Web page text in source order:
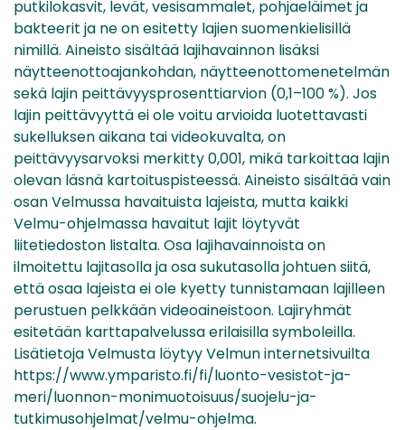
putkilokasvit, levät, vesisammalet, pohjaeläimet ja
bakteerit ja ne on esitetty lajien suomenkielisillä
nimillä. Aineisto sisältää lajihavainnon lisäksi
näytteenottoajankohdan, näytteenottomenetelmän
sekä lajin peittävyysprosenttiarvion (0,1–100 %). Jos
lajin peittävyyttä ei ole voitu arvioida luotettavasti
sukelluksen aikana tai videokuvalta, on
peittävyysarvoksi merkitty 0,001, mikä tarkoittaa lajin
olevan läsnä kartoituspisteessä. Aineisto sisältää vain
osan Velmussa havaituista lajeista, mutta kaikki
Velmu-ohjelmassa havaitut lajit löytyvät
liitetiedoston listalta. Osa lajihavainnoista on
ilmoitettu lajitasolla ja osa sukutasolla johtuen siitä,
että osaa lajeista ei ole kyetty tunnistamaan lajilleen
perustuen pelkkään videoaineistoon. Lajiryhmät
esitetään karttapalvelussa erilaisilla symboleilla.
Lisätietoja Velmusta löytyy Velmun internetsivuilta
https://www.ymparisto.fi/fi/luonto-vesistot-ja-
meri/luonnon-monimuotoisuus/suojelu-ja-
tutkimusohjelmat/velmu-ohjelma.